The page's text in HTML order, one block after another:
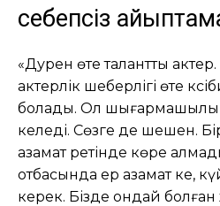
себепсіз
«Дәурен өте талантты
актерлік шеберлігі өте
болады. Ол шығармашылық
келеді. Сөзге де шешен.
азамат ретінде көре
отбасында ер азамат әке,
керек. Бізде ондай